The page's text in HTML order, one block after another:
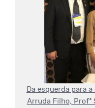
Da esquerda para
Arruda Filho, Profª